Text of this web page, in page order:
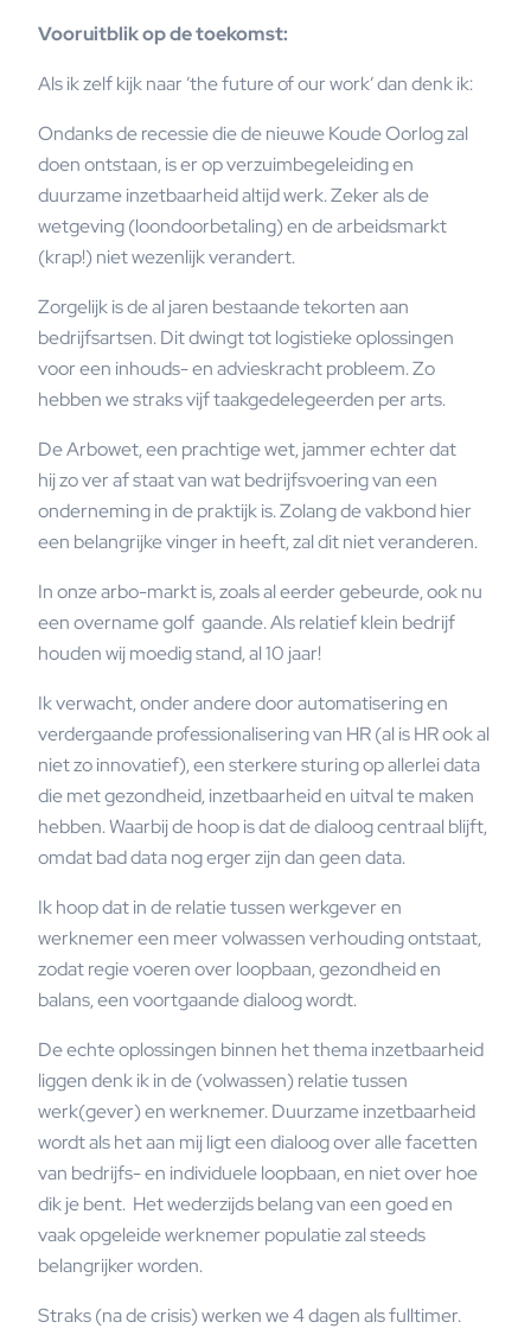
Vooruitblik op de toekomst:
Als ik zelf kijk naar ’the future of our work’ dan denk ik:
Ondanks de recessie die de nieuwe Koude Oorlog zal
doen ontstaan, is er op verzuimbegeleiding en
duurzame inzetbaarheid altijd werk. Zeker als de
wetgeving (loondoorbetaling) en de arbeidsmarkt
(krap!) niet wezenlijk verandert.
Zorgelijk is de al jaren bestaande tekorten aan
bedrijfsartsen. Dit dwingt tot logistieke oplossingen
voor een inhouds- en advieskracht probleem. Zo
hebben we straks vijf taakgedelegeerden per arts.
De Arbowet, een prachtige wet, jammer echter dat
hij zo ver af staat van wat bedrijfsvoering van een
onderneming in de praktijk is. Zolang de vakbond hier
een belangrijke vinger in heeft, zal dit niet veranderen.
In onze arbo-markt is, zoals al eerder gebeurde, ook nu
een overname golf gaande. Als relatief klein bedrijf
houden wij moedig stand, al 10 jaar!
Ik verwacht, onder andere door automatisering en
verdergaande professionalisering van HR (al is HR ook al
niet zo innovatief), een sterkere sturing op allerlei data
die met gezondheid, inzetbaarheid en uitval te maken
hebben. Waarbij de hoop is dat de dialoog centraal blijft,
omdat bad data nog erger zijn dan geen data.
Ik hoop dat in de relatie tussen werkgever en
werknemer een meer volwassen verhouding ontstaat,
zodat regie voeren over loopbaan, gezondheid en
balans, een voortgaande dialoog wordt.
De echte oplossingen binnen het thema inzetbaarheid
liggen denk ik in de (volwassen) relatie tussen
werk(gever) en werknemer. Duurzame inzetbaarheid
wordt als het aan mij ligt een dialoog over alle facetten
van bedrijfs- en individuele loopbaan, en niet over hoe
dik je bent. Het wederzijds belang van een goed en
vaak opgeleide werknemer populatie zal steeds
belangrijker worden.
Straks (na de crisis) werken we 4 dagen als fulltimer.